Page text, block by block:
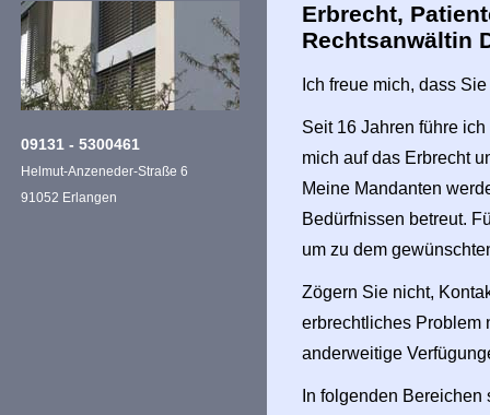
Erbrecht,
Rechtsanwältin
Ich freue mich, dass
Seit 16 Jahren führe
mich auf das Erbrecht
Meine Mandanten
Bedürfnissen betreut.
um zu dem
Zögern Sie nicht,
erbrechtliches Problem
anderweitige
In folgenden Bereichen
09131 - 5300461
Helmut-Anzeneder-Straße 6
91052 Erlangen